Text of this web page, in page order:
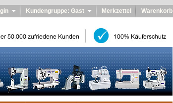
Kundengruppe: Gast Merkzettel Warenkorb